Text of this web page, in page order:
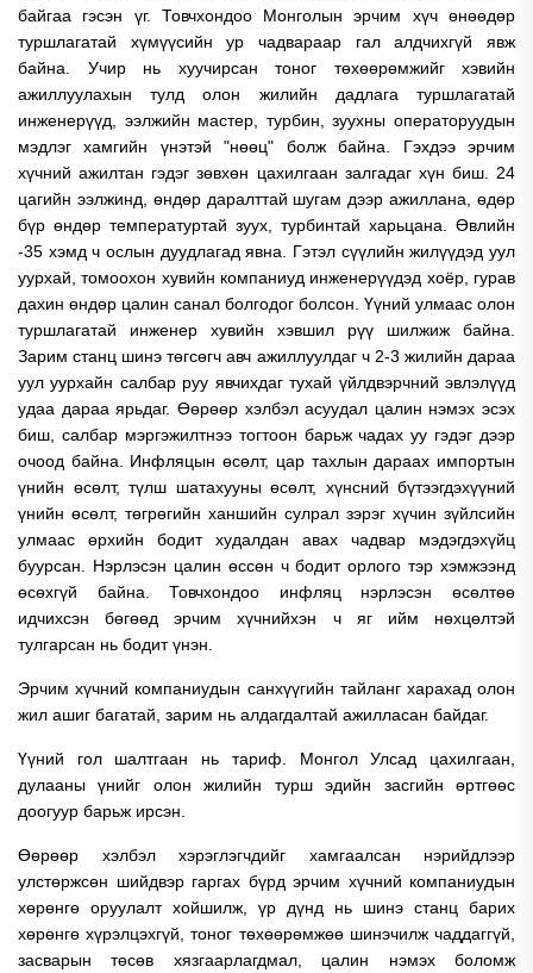
байгаа гэсэн үг. Товчхондоо Монголын эрчим хүч өнөөдөр
туршлагатай хүмүүсийн ур чадвараар гал алдчихгүй явж
байна. Учир нь хуучирсан тоног төхөөрөмжийг хэвийн
ажиллуулахын тулд олон жилийн дадлага туршлагатай
инженерүүд, ээлжийн мастер, турбин, зуухны операторуудын
мэдлэг хамгийн үнэтэй "нөөц" болж байна. Гэхдээ эрчим
хүчний ажилтан гэдэг зөвхөн цахилгаан залгадаг хүн биш. 24
цагийн ээлжинд, өндөр даралттай шугам дээр ажиллана, өдөр
бүр өндөр температуртай зуух, турбинтай харьцана. Өвлийн
-35 хэмд ч ослын дуудлагад явна. Гэтэл сүүлийн жилүүдэд уул
уурхай, томоохон хувийн компаниуд инженерүүдэд хоёр, гурав
дахин өндөр цалин санал болгодог болсон. Үүний улмаас олон
туршлагатай инженер хувийн хэвшил рүү шилжиж байна.
Зарим станц шинэ төгсөгч авч ажиллуулдаг ч 2-3 жилийн дараа
уул уурхайн салбар руу явчихдаг тухай үйлдвэрчний эвлэлүүд
удаа дараа ярьдаг. Өөрөөр хэлбэл асуудал цалин нэмэх эсэх
биш, салбар мэргэжилтнээ тогтоон барьж чадах уу гэдэг дээр
очоод байна. Инфляцын өсөлт, цар тахлын дараах импортын
үнийн өсөлт, түлш шатахууны өсөлт, хүнсний бүтээгдэхүүний
үнийн өсөлт, төгрөгийн ханшийн сулрал зэрэг хүчин зүйлсийн
улмаас өрхийн бодит худалдан авах чадвар мэдэгдэхүйц
буурсан. Нэрлэсэн цалин өссөн ч бодит орлого тэр хэмжээнд
өсөхгүй байна. Товчхондоо инфляц нэрлэсэн өсөлтөө
идчихсэн бөгөөд эрчим хүчнийхэн ч яг ийм нөхцөлтэй
тулгарсан нь бодит үнэн.
Эрчим хүчний компаниудын санхүүгийн тайланг харахад олон
жил ашиг багатай, зарим нь алдагдалтай ажилласан байдаг.
Үүний гол шалтгаан нь тариф. Монгол Улсад цахилгаан,
дулааны үнийг олон жилийн турш эдийн засгийн өртгөөс
доогуур барьж ирсэн.
Өөрөөр хэлбэл хэрэглэгчдийг хамгаалсан нэрийдлээр
улстөржсөн шийдвэр гаргах бүрд эрчим хүчний компаниудын
хөрөнгө оруулалт хойшилж, үр дүнд нь шинэ станц барих
хөрөнгө хүрэлцэхгүй, тоног төхөөрөмжөө шинэчилж чаддаггүй,
засварын төсөв хязгаарлагдмал, цалин нэмэх боломж